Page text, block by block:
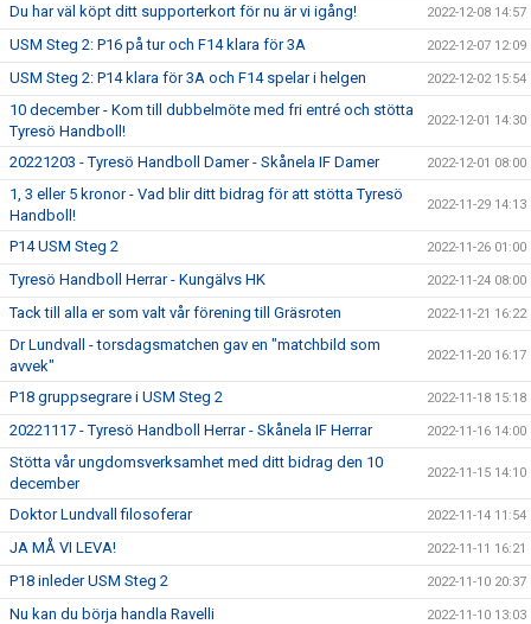
Du har väl köpt ditt supporterkort för nu är vi igång! 2022-12-08 14:57
USM Steg 2: P16 på tur och F14 klara för 3A 2022-12-07 12:09
USM Steg 2: P14 klara för 3A och F14 spelar i helgen 2022-12-02 15:54
10 december - Kom till dubbelmöte med fri entré och stötta
Tyresö Handboll!
2022-12-01 14:30
20221203 - Tyresö Handboll Damer - Skånela IF Damer 2022-12-01 08:00
1, 3 eller 5 kronor - Vad blir ditt bidrag för att stötta Tyresö
Handboll!
2022-11-29 14:13
P14 USM Steg 2 2022-11-26 01:00
Tyresö Handboll Herrar - Kungälvs HK 2022-11-24 08:00
Tack till alla er som valt vår förening till Gräsroten 2022-11-21 16:22
Dr Lundvall - torsdagsmatchen gav en "matchbild som
avvek"
2022-11-20 16:17
P18 gruppsegrare i USM Steg 2 2022-11-18 15:18
20221117 - Tyresö Handboll Herrar - Skånela IF Herrar 2022-11-16 14:00
Stötta vår ungdomsverksamhet med ditt bidrag den 10
december
2022-11-15 14:10
Doktor Lundvall filosoferar 2022-11-14 11:54
JA MÅ VI LEVA! 2022-11-11 16:21
P18 inleder USM Steg 2 2022-11-10 20:37
Nu kan du börja handla Ravelli 2022-11-10 13:03